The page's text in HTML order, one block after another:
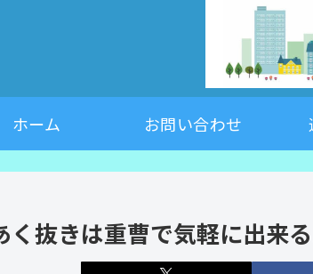
ホーム お問い合わせ
く抜きは重曹で気軽に出来